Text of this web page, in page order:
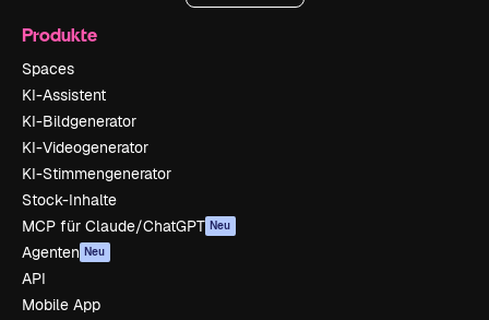
Produkte
Spaces
KI-Assistent
KI-Bildgenerator
KI-Videogenerator
KI-Stimmengenerator
Stock-Inhalte
MCP für Claude/ChatGPT Neu
Agenten Neu
API
Mobile App